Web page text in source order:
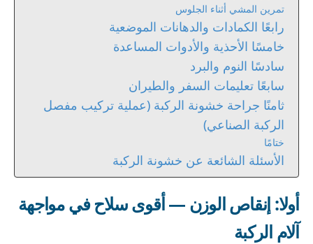
تمرين المشي أثناء الجلوس
رابعًا الكمادات والدهانات الموضعية
خامسًا الأحذية والأدوات المساعدة
سادسًا النوم والبرد
سابعًا تعليمات السفر والطيران
ثامنًا جراحة خشونة الركبة (عملية تركيب مفصل
الركبة الصناعي)
ختامًا
الأسئلة الشائعة عن خشونة الركبة
أولا: إنقاص الوزن — أقوى سلاح في مواجهة
آلام الركبة